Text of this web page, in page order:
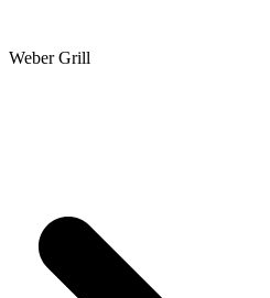
Weber Grill